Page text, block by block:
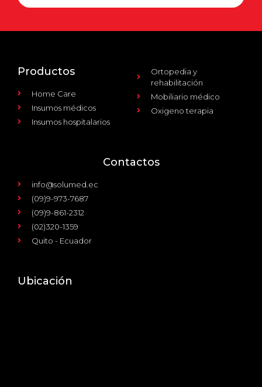
Productos
Home Care
Insumos médicos
Insumos hospitalarios
Ortopedia y
rehabilitación
Mobiliario médico
Oxigeno terapia
Contactos
info@solumed.ec
(09)9-973-7687
(09)9-861-2312
(02)320-1359
Quito - Ecuador
Ubicación